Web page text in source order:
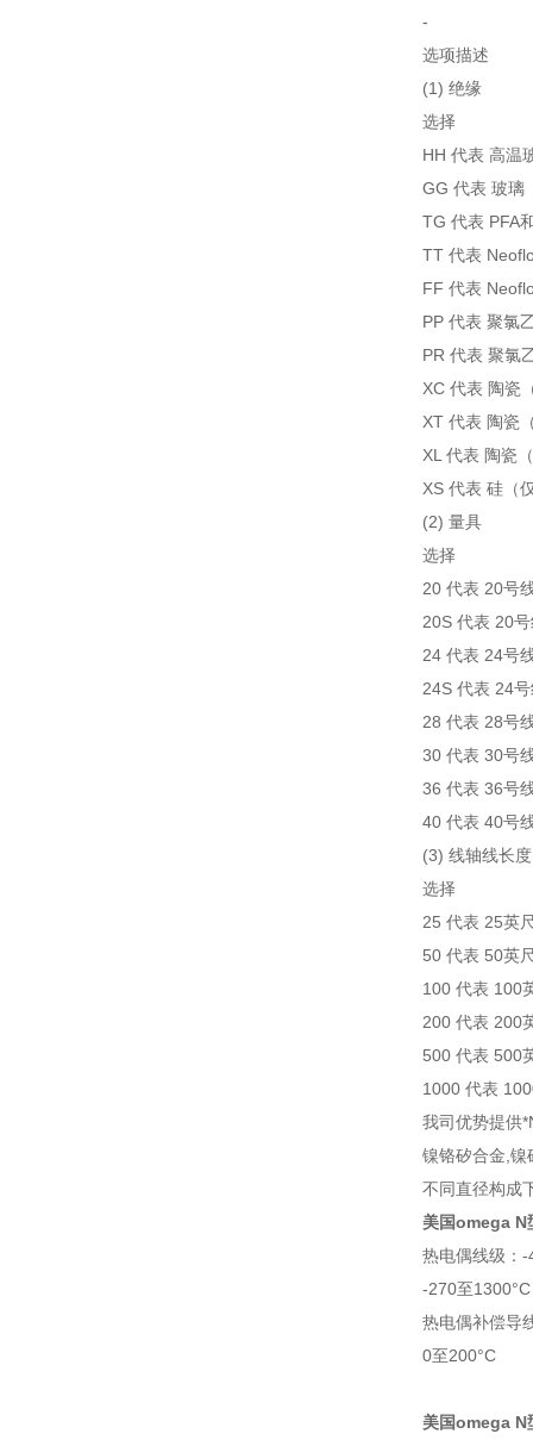
-
选项描述
(1) 绝缘
选择
HH 代表 高温
GG 代表 玻璃
TG 代表 PFA
TT 代表
FF 代表
PP 代表 聚氯
PR 代表 聚氯
XC 代表 陶瓷
XT 代表 陶瓷
XL 代表 陶瓷
XS 代表 硅（
(2) 量具
选择
20 代表 20号
20S 代表 20
24 代表 24号
24S 代表 24
28 代表 28号
30 代表 30号
36 代表 36号
40 代表 40号
(3) 线轴线长度
选择
25 代表 25英
50 代表 50英
100 代表 100
200 代表 200
500 代表 500
1000 代表
我司优势提供
镍铬矽合金,镍
不同直径构成
美国omega N
热电偶线级：
-270至1300°C
热电偶补偿导
0至200°C
美国omega N